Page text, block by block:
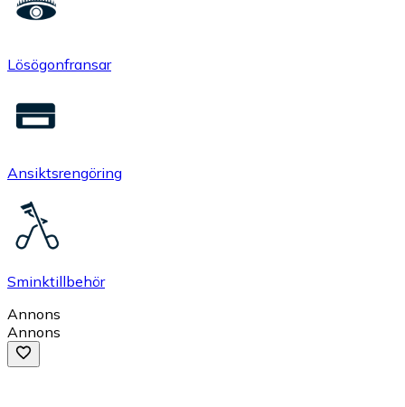
Lösögonfransar
Ansiktsrengöring
Sminktillbehör
Annons
Annons